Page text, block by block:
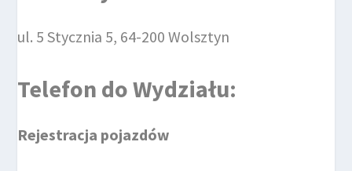
ul. 5 Stycznia 5, 64-200 Wolsztyn
Telefon doWydziału:
Rejestracja pojazdów